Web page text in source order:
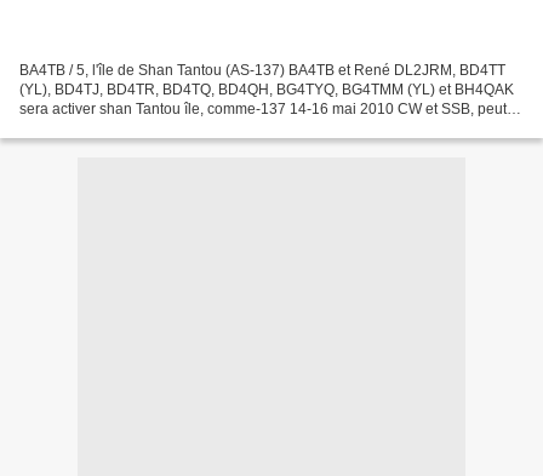
BA4TB / 5, l'île de Shan Tantou (AS-137) BA4TB et René DL2JRM, BD4TT
(YL), BD4TJ, BD4TR, BD4TQ, BD4QH, BG4TYQ, BG4TMM (YL) et BH4QAK
sera activer shan Tantou île, comme-137 14-16 mai 2010 CW et SSB, peut-